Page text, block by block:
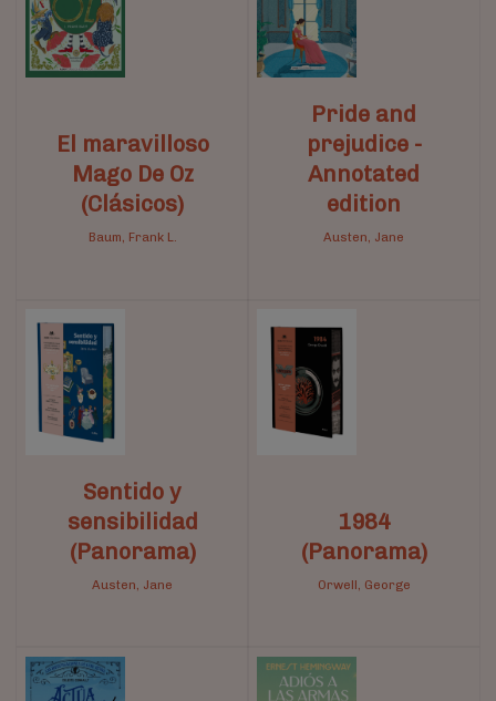
El maravilloso
Mago De Oz
(Clásicos)
Baum, Frank L.
Pride and
prejudice -
Annotated
edition
Austen, Jane
Sentido y
sensibilidad
(Panorama)
Austen, Jane
1984
(Panorama)
Orwell, George